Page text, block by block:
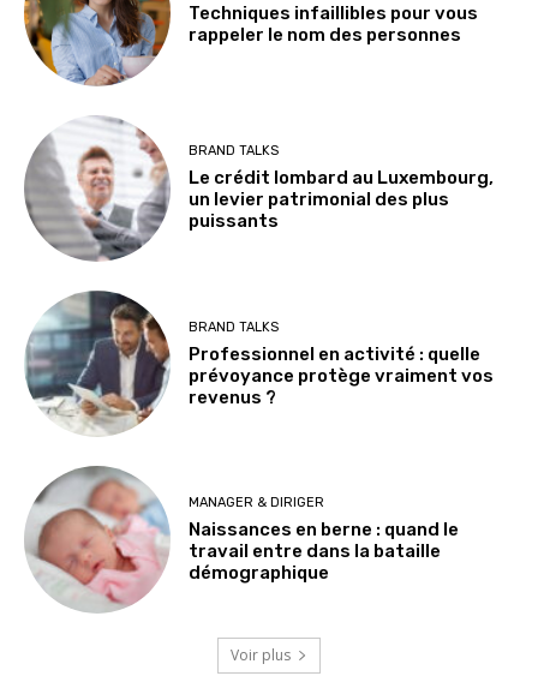
Techniques infaillibles pour vous
rappeler le nom des personnes
BRAND TALKS
Le crédit lombard au Luxembourg,
un levier patrimonial des plus
puissants
BRAND TALKS
Professionnel en activité : quelle
prévoyance protège vraiment vos
revenus ?
MANAGER & DIRIGER
Naissances en berne : quand le
travail entre dans la bataille
démographique
Voir plus